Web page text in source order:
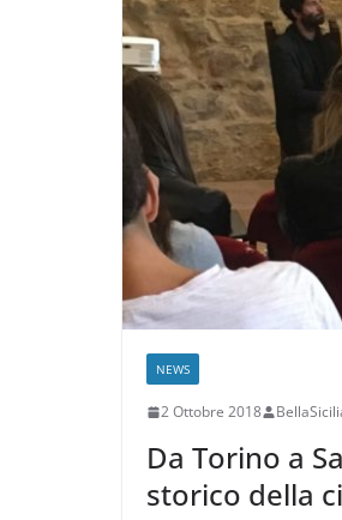
NEWS
2 Ottobre 2018
Da Torino a
storico della